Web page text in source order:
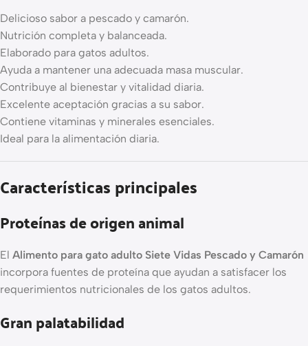
Delicioso sabor a pescado y camarón.
Nutrición completa y balanceada.
Elaborado para gatos adultos.
Ayuda a mantener una adecuada masa muscular.
Contribuye al bienestar y vitalidad diaria.
Excelente aceptación gracias a su sabor.
Contiene vitaminas y minerales esenciales.
Ideal para la alimentación diaria.
Características principales
Proteínas de origen animal
El Alimento para gato adulto Siete Vidas Pescado y Camarón
incorpora fuentes de proteína que ayudan a satisfacer los
requerimientos nutricionales de los gatos adultos.
Gran palatabilidad